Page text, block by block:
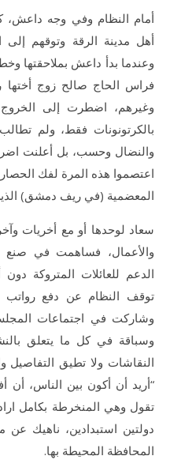
أمام النظام وفي وجه داعش،
أهل مدينة الرقة وتوقهم
وعندما بدأ داعش بملاحقتها
فراس الحاج صالح زوج أختها
وغيرهم، اضطرت إلى
بالكرتونونات فقط، ولم
والنضال وحسب، بل أعلنت
اعتصموا هذه المرة لفك
المعضمية (في ريف دمشق)
سعاد لوحدها أو مع أخريات
والأعمال، فساهمت في صنع
الدعم للعائلات المتروكة
توقف النظام عن دفع رواتب
وشاركت في اجتماعات
وسباقة في كل ما يتعلق
النقاشات ولا تطيق
“أريد أن أكون بين الناس، أن
تقول وهي المنخرطة بكامل
دولتين استبدادين، ناهيك عن
المحافظة المحيطة بها.